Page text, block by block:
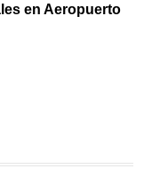
en Aeropuerto